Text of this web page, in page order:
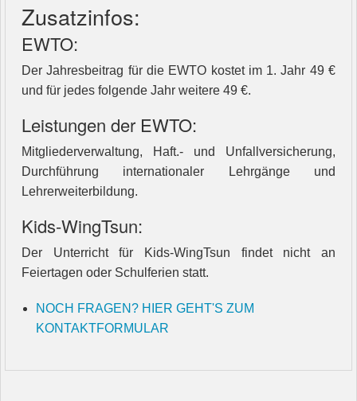
Zusatzinfos:
EWTO:
Der Jahresbeitrag für die EWTO kostet im 1. Jahr 49 €
und für jedes folgende Jahr weitere 49 €.
Leistungen der EWTO:
Mitgliederverwaltung, Haft.- und Unfallversicherung,
Durchführung internationaler Lehrgänge und
Lehrerweiterbildung.
Kids-WingTsun:
Der Unterricht für Kids-WingTsun findet nicht an
Feiertagen oder Schulferien statt.
NOCH FRAGEN? HIER GEHT'S ZUM
KONTAKTFORMULAR